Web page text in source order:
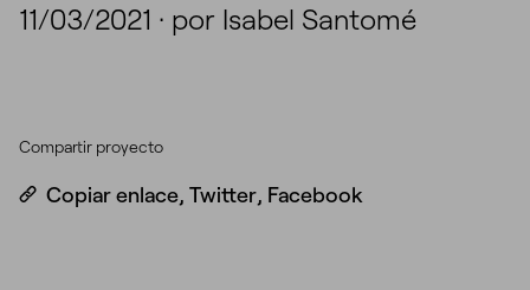
11/03/2021 · por Isabel Santomé
Compartir proyecto
Copiar enlace, Twitter, Facebook